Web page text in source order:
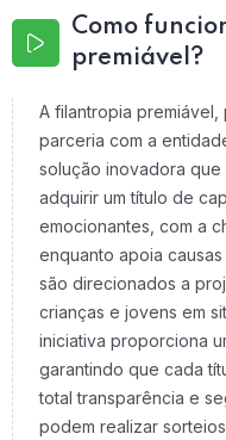
Como
premiável?
A filantropia premiável,
parceria com a
solução inovadora
adquirir um título de
emocionantes, com a
enquanto apoia
são direcionados a
crianças e jovens em
iniciativa proporciona
garantindo que cada
total transparência e
podem realizar